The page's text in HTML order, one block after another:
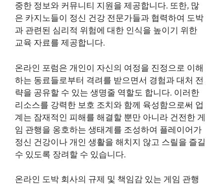
중한 정보와 커뮤니티 지원을 제공합니다. 또한, 많
은 카지노들이 정신 건강 전문가들과 협력하여 도박
과 관련된 심리적 위험에 대한 인식을 높이기 위한
교육 자료를 제공합니다.
온라인 포럼은 개인이 자신의 여정을 진정으로 이해
하는 동료들로부터 격려를 받으면서 경험과 대처 전
략을 공유할 수 있는 생명줄 역할도 합니다. 이러한
리소스를 강력한 보호 조치와 함께 육성함으로써 업
계는 잠재적인 피해를 해결할 뿐만 아니라 건전한 게
임 관행을 옹호하는 생태계를 조성하여 플레이어가
정신 건강이나 개인 생활을 해치지 않고 스릴을 즐길
수 있도록 장려할 수 있습니다.
온라인 도박 회사의 규제 및 책임감 있는 게임 관행